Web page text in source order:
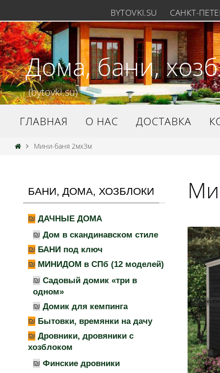
BYTOVKI.SU САНКТ-
Дома, бани,
(bytovki.su)
ГЛАВНАЯ О НАС ДОСТАВКА
Мини-баня 2мх3м
БАНИ, ДОМА, ХОЗБЛОКИ
ДАЧНЫЕ ДОМА
Дом в скандинавском стиле
БАНИ под ключ
МИНИДОМ в СПб (12 моделей)
Садовый домик «три в
одном»
Домик для кемпинга
Бытовки, времянки на дачу
Дровники, дровяники с
хозблоком
Финские дровники